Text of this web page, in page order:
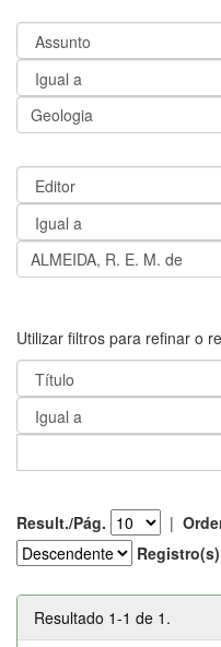
Utilizar filtros para refinar o
Result./Pág. |
Registro(s)
Resultado 1-1 de 1.